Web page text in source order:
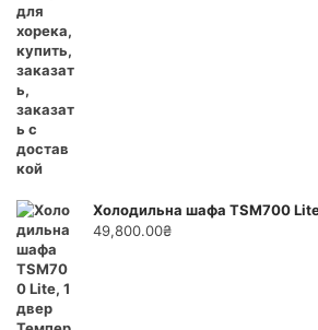
Холодильна шафа TSM700
49,800.00₴